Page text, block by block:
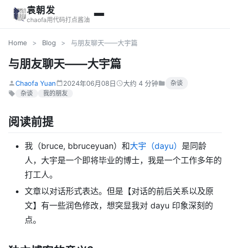
袁朝发
chaofa用代码打点酱油
Home > Blog > 与朋友聊天——大宇篇
与朋友聊天——大宇篇
Chaofa Yuan 2024年06月08日 大约 4 分钟
杂谈
杂谈
我的朋友
阅读前提
我（bruce, bbruceyuan）和大宇（dayu） 是同龄
人，大宇是一个即将毕业的博士，我是一个工作多年的
打工人。
文章以对话形式表达。但是【对话的前后关系以及原
文】有一些润色修改，想突显我对 dayu 印象深刻的
点。